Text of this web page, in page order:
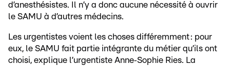
d’anesthésistes. Il n’y a donc aucune nécessité à ouvrir
le SAMU à d’autres médecins.
Les urgentistes voient les choses différemment : pour
eux, le SAMU fait partie intégrante du métier qu’ils ont
choisi, explique l’urgentiste Anne‑Sophie Ries. La